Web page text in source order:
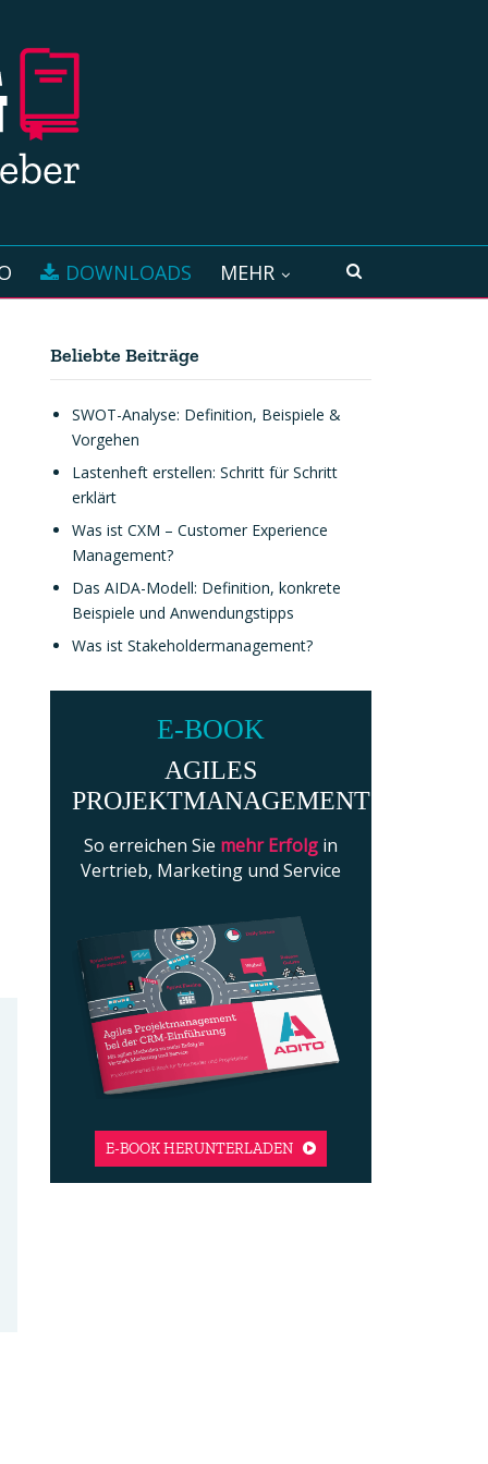
DOWNLOADS MEHR
Beliebte Beiträge
SWOT-Analyse: Definition, Beispiele &
Vorgehen
Lastenheft erstellen: Schritt für Schritt
erklärt
Was ist CXM – Customer Experience
Management?
Das AIDA-Modell: Definition, konkrete
Beispiele und Anwendungstipps
Was ist Stakeholdermanagement?
E-BOOK
AGILES
PROJEKTMANAGEMENT
So erreichen Sie mehr Erfolg in
Vertrieb, Marketing und Service
E-BOOK HERUNTERLADEN